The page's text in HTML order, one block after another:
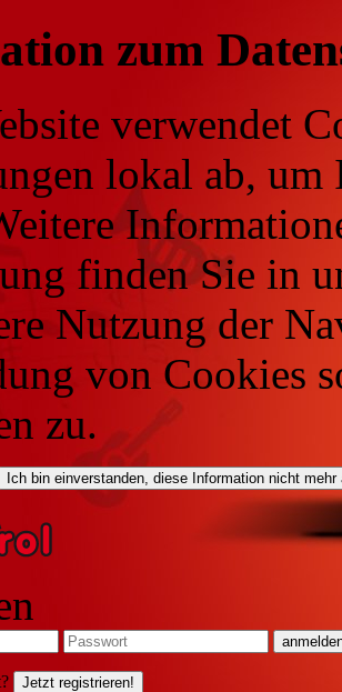
zum
verwendet
lokal ab, um
finden Sie in
Nutzung der
von Cookies
zu.
Ich bin einverstanden, diese Information nicht mehr
Jetzt registrieren!